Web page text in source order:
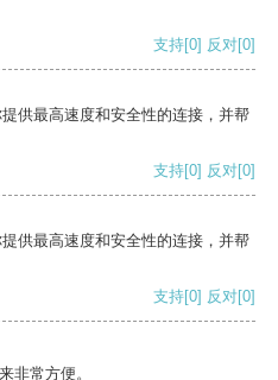
支持[0] 反对[0]
供最高速度和安全性的连接，并帮
支持[0] 反对[0]
供最高速度和安全性的连接，并帮
支持[0] 反对[0]
非常方便。